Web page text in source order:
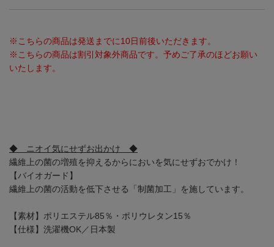
※こちらの商品は発送までに10日前後いただきます。
※こちらの商品は割引対象外商品です。予めご了承のほどお願い
いたします。
◆ ニオイ気にせずお出かけ ◆
繊維上の菌の増殖を抑えるからにおいを気にせずおでかけ！
【バイオガード】
繊維上の菌の活動を低下させる「制菌加工」を施しています。
【素材】ポリエステル85％・ポリウレタン15％
【仕様】洗濯機OK／日本製